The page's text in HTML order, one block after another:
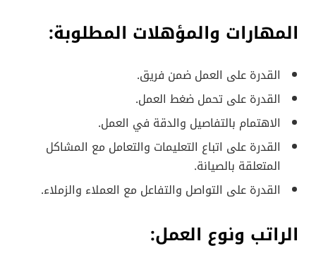
المهارات والمؤهلات المطلوبة:
القدرة على العمل ضمن فريق.
القدرة على تحمل ضغط العمل.
الاهتمام بالتفاصيل والدقة في العمل.
القدرة على اتباع التعليمات والتعامل مع المشاكل
المتعلقة بالصيانة.
القدرة على التواصل والتفاعل مع العملاء والزملاء.
الراتب ونوع العمل: